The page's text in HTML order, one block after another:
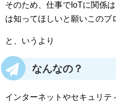
そのため、仕事でIoTに関係
は知ってほしいと願いこのブ
と、いうより
なんなの？
インターネットやセキュリテ